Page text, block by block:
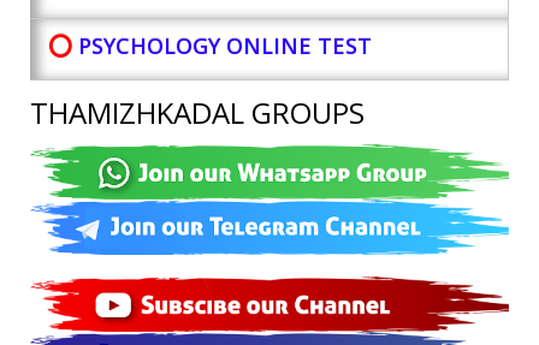
⭕ PSYCHOLOGY ONLINE TEST
THAMIZHKADAL GROUPS